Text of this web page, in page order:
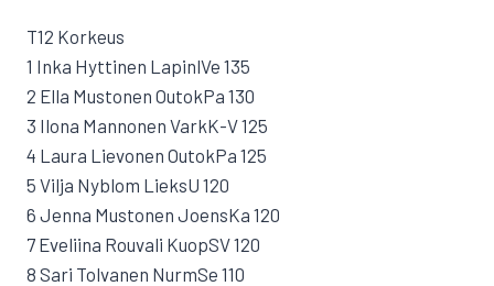
T12 Korkeus
1 Inka Hyttinen LapinlVe 135
2 Ella Mustonen OutokPa 130
3 Ilona Mannonen VarkK-V 125
4 Laura Lievonen OutokPa 125
5 Vilja Nyblom LieksU 120
6 Jenna Mustonen JoensKa 120
7 Eveliina Rouvali KuopSV 120
8 Sari Tolvanen NurmSe 110